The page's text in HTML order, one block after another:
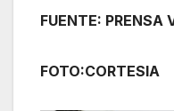
FUENTE: PRENSA
FOTO:CORTESIA